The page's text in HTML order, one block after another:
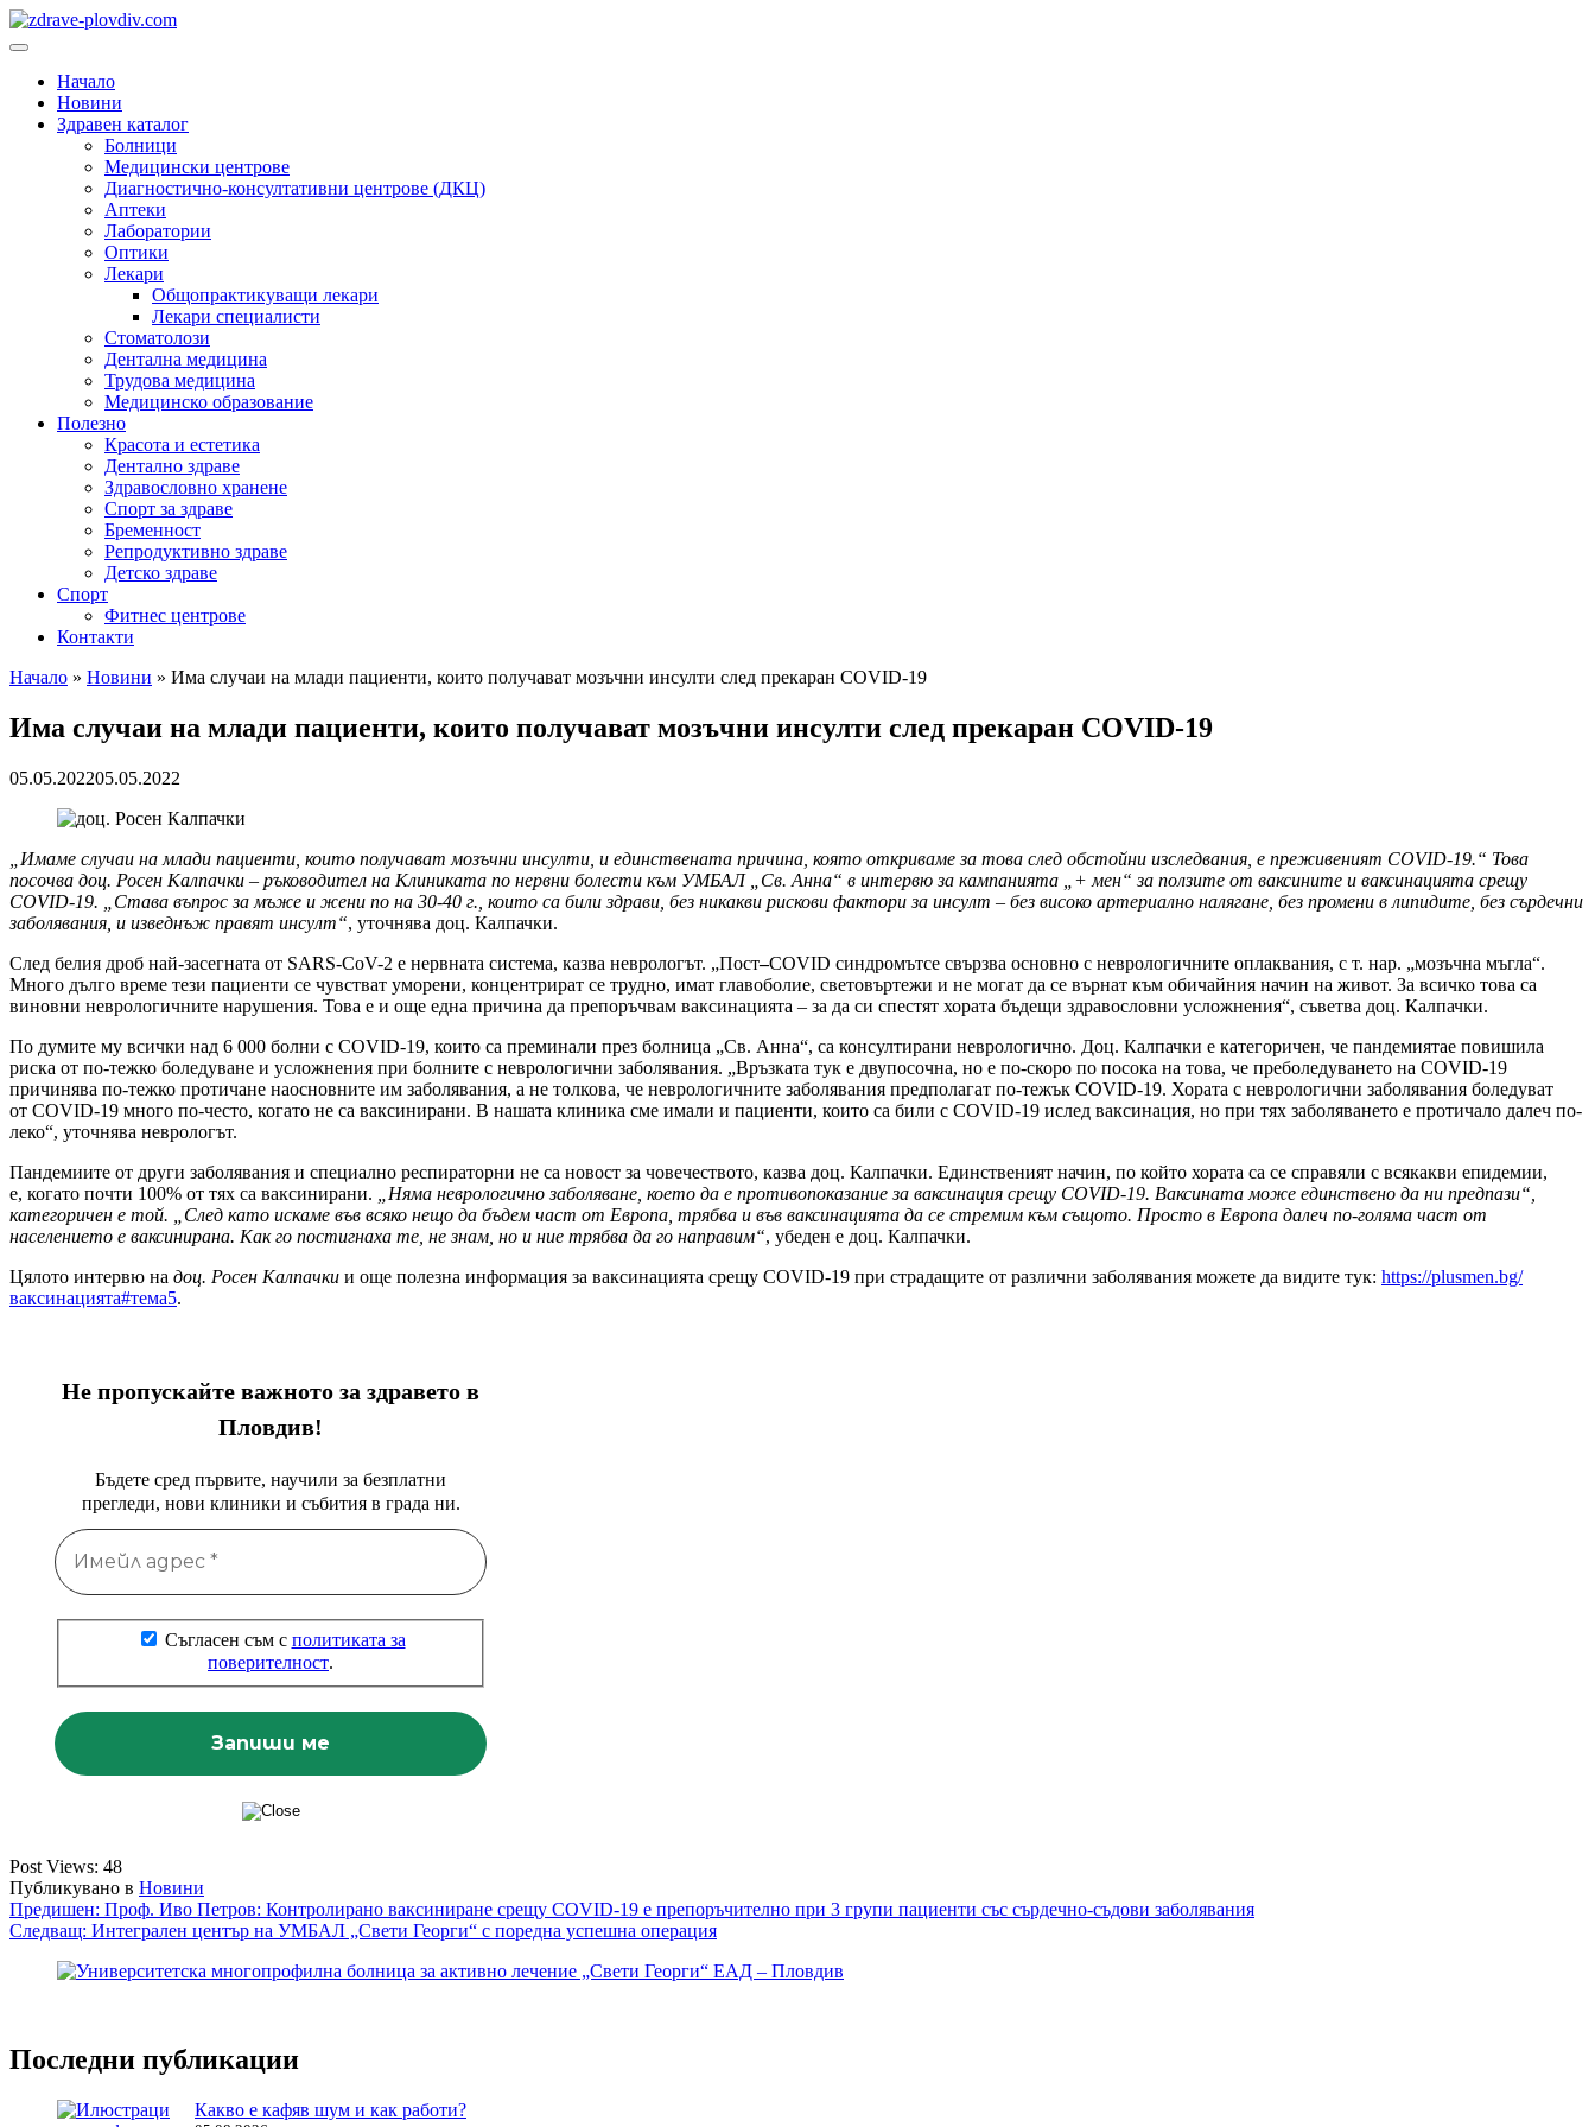
Преминете
към
Основно
Начало
Новини
Здравен каталог
Болници
Медицински центрове
Диагностично-консултативни центрове (ДКЦ)
Аптеки
Лаборатории
Оптики
Лекари
Общопрактикуващи лекари
Лекари специалисти
Стоматолози
Дентална медицина
Трудова медицина
Медицинско образование
Полезно
Красота и естетика
Дентално здраве
Здравословно хранене
Спорт за здраве
Бременност
Репродуктивно здраве
Детско здраве
Спорт
Фитнес центрове
Контакти
Начало » Новини » Има случаи на млади пациенти, които получават мозъчни инсулти след прекаран COVID-19
Има случаи на млади пациенти, които получават мозъчни инсулти след прекаран COVID-19
05.05.202205.05.2022
„Имаме случаи на млади пациенти, които получават мозъчни инсулти, и единствената причина, която откриваме за това след обстойни изследвания, е преживеният COVID-19.“ Това
посочва доц. Росен Калпачки – ръководител на Клиниката по нервни болести към УМБАЛ „Св. Анна“ в интервю за кампанията „+ мен“ за ползите от ваксините и ваксинацията срещу
COVID-19. „Става въпрос за мъже и жени по на 30-40 г., които са били здрави, без никакви рискови фактори за инсулт – без високо артериално налягане, без промени в липидите, без сърдечни
заболявания, и изведнъж правят инсулт“, уточнява доц. Калпачки.
След белия дроб най-засегната от SARS-CoV-2 е нервната система, казва неврологът. „Пост–COVID синдромътсе свързва основно с неврологичните оплаквания, с т. нар. „мозъчна мъгла“.
Много дълго време тези пациенти се чувстват уморени, концентрират се трудно, имат главоболие, световъртежи и не могат да се върнат към обичайния начин на живот. За всичко това са
виновни неврологичните нарушения. Това е и още една причина да препоръчвам ваксинацията – за да си спестят хората бъдещи здравословни усложнения“, съветва доц. Калпачки.
По думите му всички над 6 000 болни с COVID-19, които са преминали през болница „Св. Анна“, са консултирани неврологично. Доц. Калпачки е категоричен, че пандемиятае повишила
риска от по-тежко боледуване и усложнения при болните с неврологични заболявания. „Връзката тук е двупосочна, но е по-скоро по посока на това, че преболедуването на COVID-19
причинява по-тежко протичане наосновните им заболявания, а не толкова, че неврологичните заболявания предполагат по-тежък COVID-19. Хората с неврологични заболявания боледуват
от COVID-19 много по-често, когато не са ваксинирани. В нашата клиника сме имали и пациенти, които са били с COVID-19 ислед ваксинация, но при тях заболяването е протичало далеч по-
леко“, уточнява неврологът.
Пандемиите от други заболявания и специално респираторни не са новост за човечеството, казва доц. Калпачки. Единственият начин, по който хората са се справяли с всякакви епидемии,
е, когато почти 100% от тях са ваксинирани.
„Няма неврологично заболяване, което да е противопоказание за ваксинация срещу COVID-19. Ваксината може единствено да ни предпази“,
категоричен е той. „След като искаме във всяко нещо да бъдем част от Европа, трябва и във ваксинацията да се стремим към същото. Просто в Европа далеч по-голяма част от
населението е ваксинирана. Как го постигнаха те, не знам, но и ние трябва да го направим“, убеден е доц. Калпачки.
Цялото интервю на доц. Росен Калпачки и още полезна информация за ваксинацията срещу COVID-19 при страдащите от различни заболявания можете да видите тук: https://plusmen.bg/
ваксинацията#тема5.
Не пропускайте важното за здравето в
Пловдив!
Бъдете сред първите, научили за безплатни
прегледи, нови клиники и събития в града ни.
Съгласен съм с политиката за
поверителност.
Post Views: 48
Публикувано в Новини
Навигация
Предишен: Проф. Иво Петров: Контролирано ваксиниране срещу COVID-19 е препоръчително при 3 групи пациенти със сърдечно-съдови заболявания
Следващ: Интегрален център на УМБАЛ „Свети Георги“ с поредна успешна операция
Последни публикации
Какво е кафяв шум и как работи?